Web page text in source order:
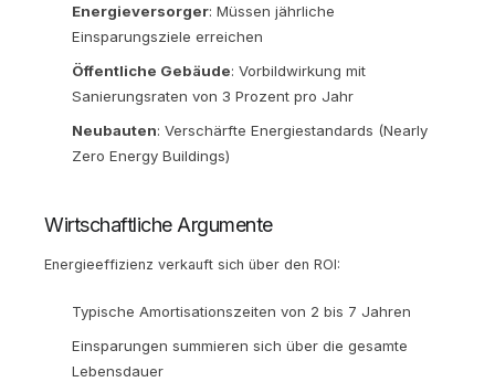
Energieversorger: Müssen jährliche
Einsparungsziele erreichen
Öffentliche Gebäude: Vorbildwirkung mit
Sanierungsraten von 3 Prozent pro Jahr
Neubauten: Verschärfte Energiestandards (Nearly
Zero Energy Buildings)
Wirtschaftliche Argumente
Energieeffizienz verkauft sich über den ROI:
Typische Amortisationszeiten von 2 bis 7 Jahren
Einsparungen summieren sich über die gesamte
Lebensdauer